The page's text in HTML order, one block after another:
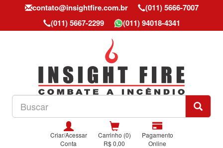
contato@insightfire.com.br
(011) 5666-7007
(011) 5667-2299
(011) 94018-4341
Criar/Acessar
Conta
Carrinho (0)
R$ 0,00
Pagamento
Online